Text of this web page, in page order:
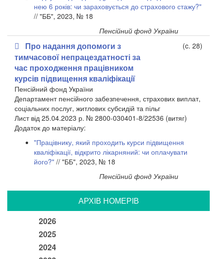
нею 6 років: чи зараховується до страхового стажу?"
// "ББ", 2023, № 18
Пенсійний фонд України
Про надання допомоги з
тимчасової непрацездатності за
час проходження працівником
курсів підвищення кваліфікації
(c. 28)
Пенсійний фонд України
Департамент пенсійного забезпечення, страхових виплат,
соціальних послуг, житлових субсидій та пільг
Лист від 25.04.2023 р. № 2800-030401-8/22536 (витяг)
​Додаток до матеріалу:
"Працівнику, який проходить курси підвищення
кваліфікації, відкрито лікарняний: чи оплачувати
його?" // "ББ", 2023, № 18
Пенсійний фонд України
АРХIВ НОМЕРIВ
2026
2025
2024